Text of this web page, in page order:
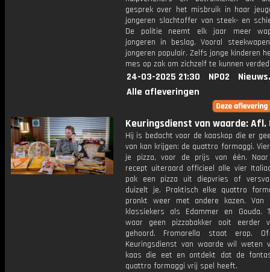
gesprek over het misbruik in haar
jongeren slachtoffer van steek- en
De politie neemt elk jaar meer
jongeren in beslag. Vooral
jongeren populair. Zelfs jonge kinderen
mes op zak om zichzelf te kunnen
24-03-2025 21:30 NPO2
Alle afleveringen
Keuringsdienst van waarde: Afl.
Hij is bedacht voor de kaaskop die er
van kan krijgen: de quattro formaggi.
je pizza, voor de prijs van één.
recept uiteraard officieel alle vier
pak een pizza uit diepvries of
duizelt je. Praktisch elke quattro
pronkt weer met andere kazen. Van
klassiekers als Edammer en Gouda.
waar geen pizzabakker ooit eerder
gehoord. Fromarella staat erop.
Keuringsdienst van waarde wil weten
kaas die eet en ontdekt dat de
quattro formaggi vrij spel heeft.